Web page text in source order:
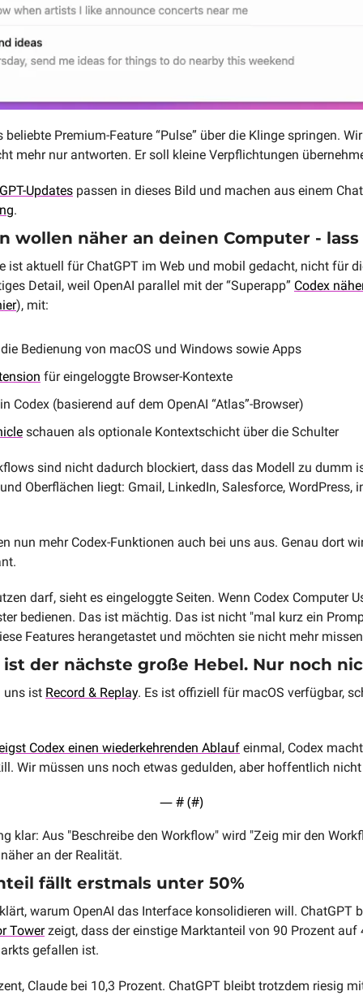
Premium-Feature “Pulse” über die Klinge springen.
mehr nur antworten. Er soll kleine Verpflichtungen
Updates passen in dieses Bild und machen aus einem
.
wollen näher an deinen Computer - lass
ist aktuell für ChatGPT im Web und mobil gedacht, nicht für
Detail, weil OpenAI parallel mit der “Superapp” Codex
), mit:
Bedienung von macOS und Windows sowie Apps
für eingeloggte Browser-Kontexte
Codex (basierend auf dem OpenAI “Atlas”-Browser)
schauen als optionale Kontextschicht über die Schulter
sind nicht dadurch blockiert, dass das Modell zu dumm
Oberflächen liegt: Gmail, LinkedIn, Salesforce, WordPress,
nun mehr Codex-Funktionen auch bei uns aus. Genau dort
darf, sieht es eingeloggte Seiten. Wenn Codex Computer
bedienen. Das ist mächtig. Das ist nicht "mal kurz ein
Features herangetastet und möchten sie nicht mehr
ist der nächste große Hebel. Nur noch
uns ist Record & Replay. Es ist offiziell für macOS verfügbar,
Codex einen wiederkehrenden Ablauf einmal, Codex
Wir müssen uns noch etwas gedulden, aber hoffentlich
— # (#)
klar: Aus "Beschreibe den Workflow" wird "Zeig mir den
an der Realität.
fällt erstmals unter 50%
Tower zeigt, dass der einstige Marktanteil von 90 Prozent auf
gefallen ist.
Claude bei 10,3 Prozent. ChatGPT bleibt trotzdem riesig